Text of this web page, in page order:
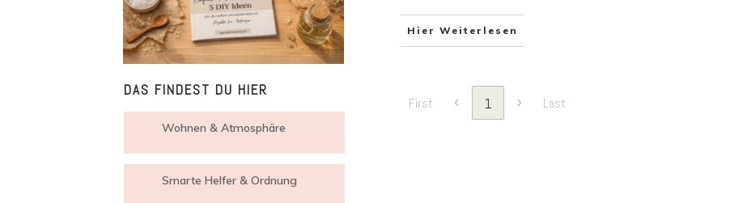
Hier Weiterlesen
First 1 Last
DAS FINDEST DU HIER
Wohnen & Atmosphäre
Smarte Helfer & Ordnung